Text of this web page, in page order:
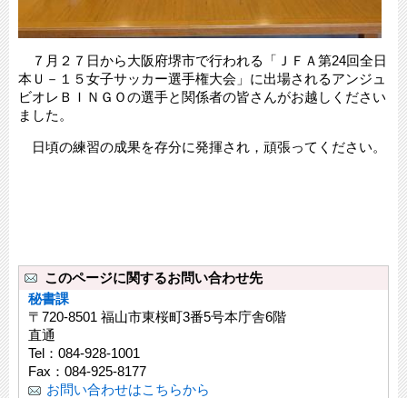
７月２７日から大阪府堺市で行われる「ＪＦＡ第24回全日
本Ｕ－１５女子サッカー選手権大会」に出場されるアンジュ
ビオレＢＩＮＧＯの選手と関係者の皆さんがお越しください
ました。
日頃の練習の成果を存分に発揮され，頑張ってください。
このページに関するお問い合わせ先
秘書課
〒720-8501 福山市東桜町3番5号本庁舎6階
直通
Tel：084-928-1001
Fax：084-925-8177
お問い合わせはこちらから